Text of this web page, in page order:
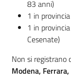
83 anni)
1 in
1 in
Cesenate)
Non si registrano
Modena,